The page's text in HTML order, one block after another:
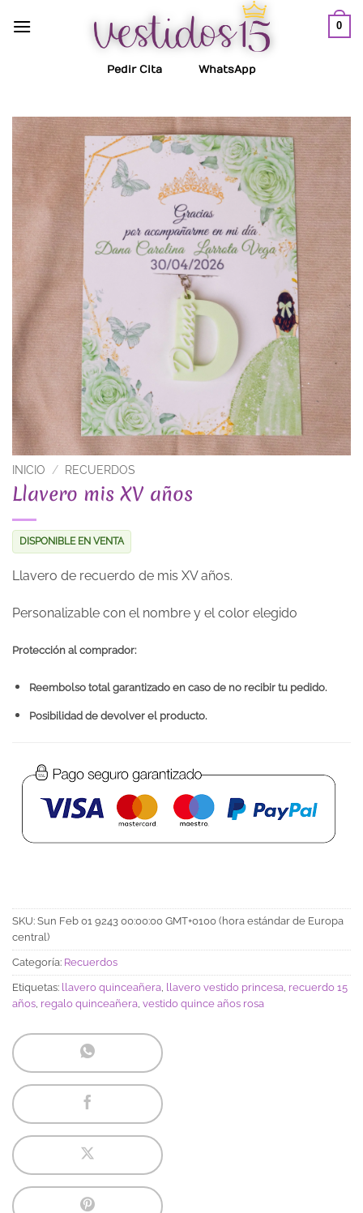
0
Pedir Cita WhatsApp
INICIO / RECUERDOS
Llavero mis XV años
DISPONIBLE EN VENTA
Llavero de recuerdo de mis XV años.
Personalizable con el nombre y el color elegido
Protección al comprador:
Reembolso total garantizado en caso de no recibir tu pedido.
Posibilidad de devolver el producto.
SKU: Sun Feb 01 9243 00:00:00 GMT+0100 (hora estándar de Europa
central)
Categoría: Recuerdos
Etiquetas: llavero quinceañera, llavero vestido princesa, recuerdo 15
años, regalo quinceañera, vestido quince años rosa